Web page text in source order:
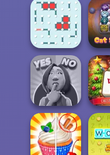
Dots and Boxes Cat
Yes or No
Challenge